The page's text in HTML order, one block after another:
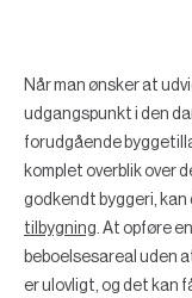
Når man ønsker at
udgangspunkt i den
forudgående
komplet overblik over
godkendt byggeri, kan
tilbygning. At opføre
beboelsesareal uden
er ulovligt, og det kan